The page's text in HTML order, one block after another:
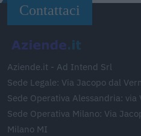
Contattaci
Aziende.it - Ad Intend Srl
Sede Legale: Via Jacopo dal
Sede Operativa Alessandria:
Sede Operativa Milano: Via
Milano MI